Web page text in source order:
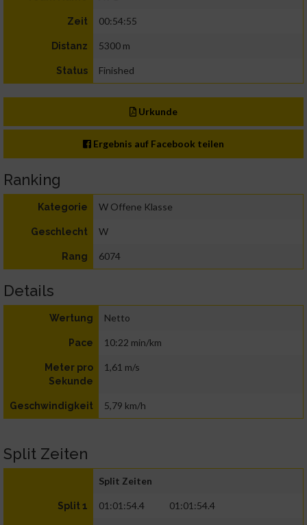
Zeit 00:54:55
Distanz 5300 m
Status Finished
Urkunde
Ergebnis auf Facebook teilen
Ranking
Kategorie W Offene Klasse
Geschlecht W
Rang 6074
Details
Wertung Netto
Pace 10:22 min/km
Meter pro
Sekunde
1,61 m/s
Geschwindigkeit 5,79 km/h
Split Zeiten
Split Zeiten
Split 1 01:01:54.4 01:01:54.4